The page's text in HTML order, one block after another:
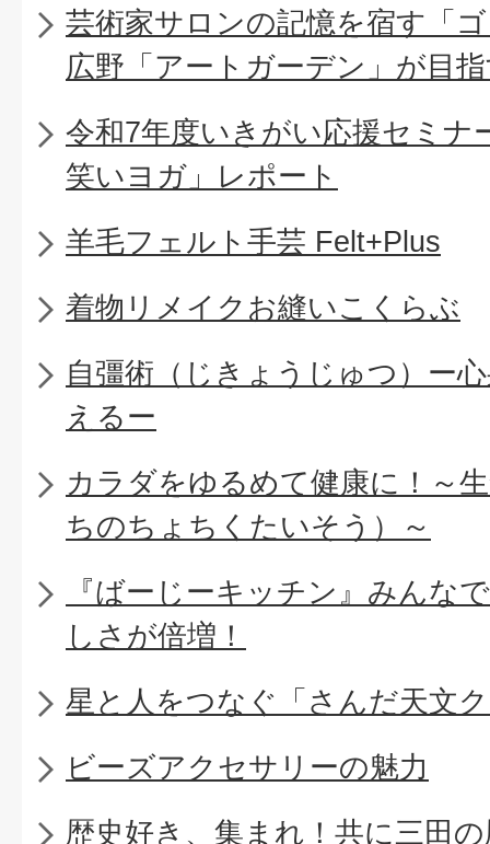
芸術家サロンの記憶を宿す「
広野「アートガーデン」が目
令和7年度いきがい応援セミナ
笑いヨガ」レポート
羊毛フェルト手芸 Felt+Plus
着物リメイクお縫いこくらぶ
自彊術（じきょうじゅつ）ー
えるー
カラダをゆるめて健康に！～
ちのちょちくたいそう）～
『ばーじーキッチン』みんな
しさが倍増！
星と人をつなぐ「さんだ天文
ビーズアクセサリーの魅力
歴史好き、集まれ！共に三田